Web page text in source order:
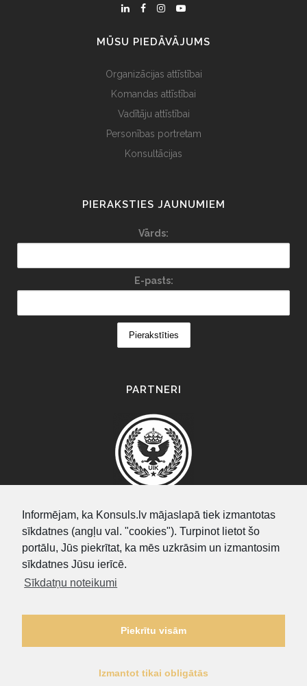
Informējam, ka Konsuls.lv mājaslapā tiek izmantotas
sīkdatnes (angļu val. "cookies"). Turpinot lietot šo
portālu, Jūs piekrītat, ka mēs uzkrāsim un izmantosim
sīkdatnes Jūsu ierīcē.
Sīkdatņu noteikumi
Piekrītu visām
Izmantot tikai obligātās
MŪSU PIEDĀVĀJUMS
Organizācijas attīstībai
Komandas attīstībai
Vadītāju attīstībai
Personības portretam
Konsultācijas
PIERAKSTIES JAUNUMIEM
Vārds:
E-pasts:
PARTNERI
SEARCH
Sīkdatņu noteikumi